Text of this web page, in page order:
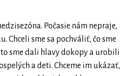
Počasie nám nepraje,
Chceli sme sa pochváliť, čo sme
sme dali hlavy dokopy a urobili
a deti. Chceme im ukázať,